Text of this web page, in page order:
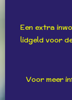
Een extra
lidgeld voor
Voor meer